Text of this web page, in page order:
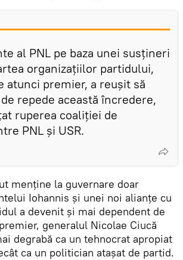
al PNL pe baza unei susțineri
organizațiilor partidului,
atunci premier, a reușit să
repede această încredere,
ruperea coaliției de
PNL și USR.
menține la guvernare doar
Iohannis și unei noi alianțe cu
a devenit și mai dependent de
generalul Nicolae Ciucă
degrabă ca un tehnocrat apropiat
ca un politician atașat de partid.